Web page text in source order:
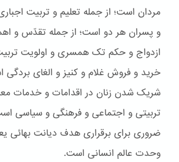
مردان است؛ از جمله تعلیم و تربیت
و پسران هر دو است؛ از جمله تقدّس و
ازدواج و حکم تک همسری و اولویت
خريد و فروش غلام و کنيز و الغای بردگی
شریک شدن زنان در اقدامات و خدمات
تربیتی و اجتماعی و فرهنگی و سیاسی
ضروری برای برقراری هدف دیانت بهائی
وحدت عالم انسانی است.